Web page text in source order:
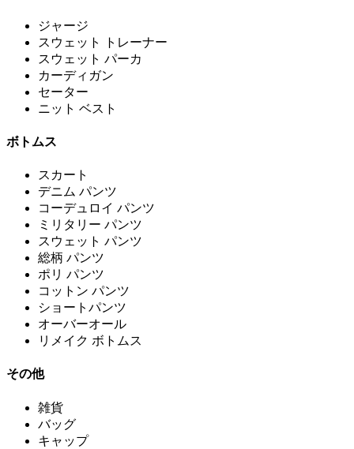
ジャージ
スウェット トレーナー
スウェット パーカ
カーディガン
セーター
ニット ベスト
ボトムス
スカート
デニム パンツ
コーデュロイ パンツ
ミリタリー パンツ
スウェット パンツ
総柄 パンツ
ポリ パンツ
コットン パンツ
ショートパンツ
オーバーオール
リメイク ボトムス
その他
雑貨
バッグ
キャップ